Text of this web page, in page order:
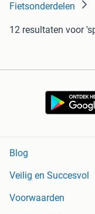
Fietsonderdelen
12 resultaten voor
Blog
Veilig en Succesvol
Voorwaarden